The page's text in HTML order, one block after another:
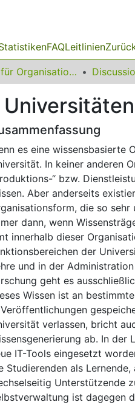
FAQLeitlinien
Lehrstuhl für Organisationsforschung, Sozial- & Weiterbildungsmanagement
es eine wissensbasierte
In keiner anderen
“ bzw.
Aber anderseits
die so
dann, wenn
innerhalb dieser
der
und in der
geht es
Wissen ist an
verlassen, bricht
ab. In der
IT-Tools eingesetzt
Studierenden als
Unterstützende
ist dagegen